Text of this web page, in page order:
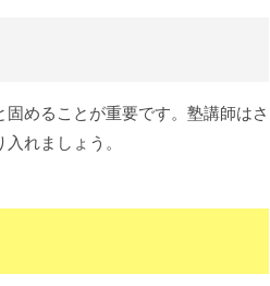
めることが重要です。塾講師はさ
れましょう。